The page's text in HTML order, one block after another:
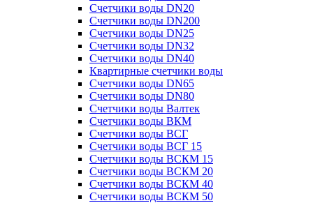
Счетчики воды DN20
Счетчики воды DN200
Счетчики воды DN25
Счетчики воды DN32
Счетчики воды DN40
Квартирные счетчики воды
Счетчики воды DN65
Счетчики воды DN80
Счетчики воды Валтек
Счетчики воды ВКМ
Счетчики воды ВСГ
Счетчики воды ВСГ 15
Счетчики воды ВСКМ 15
Счетчики воды ВСКМ 20
Счетчики воды ВСКМ 40
Счетчики воды ВСКМ 50